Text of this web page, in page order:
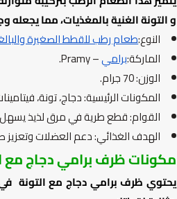
و التونة الغنية بالمغذيات، مما
النوع:طعام رطب للقطط الصغيرة
الماركة:برامي– Pramy.
الوزن: 70 جرام.
المكونات الرئيسية: دجاج، تونة،
القوام: قطع طرية في مرق لذيذ يسهل
الهدف الغذائي: دعم العضلات وتعزيز
مكونات ظرف برامي دجاج مع
يحتوي ظرف برامي دجاج مع التونة